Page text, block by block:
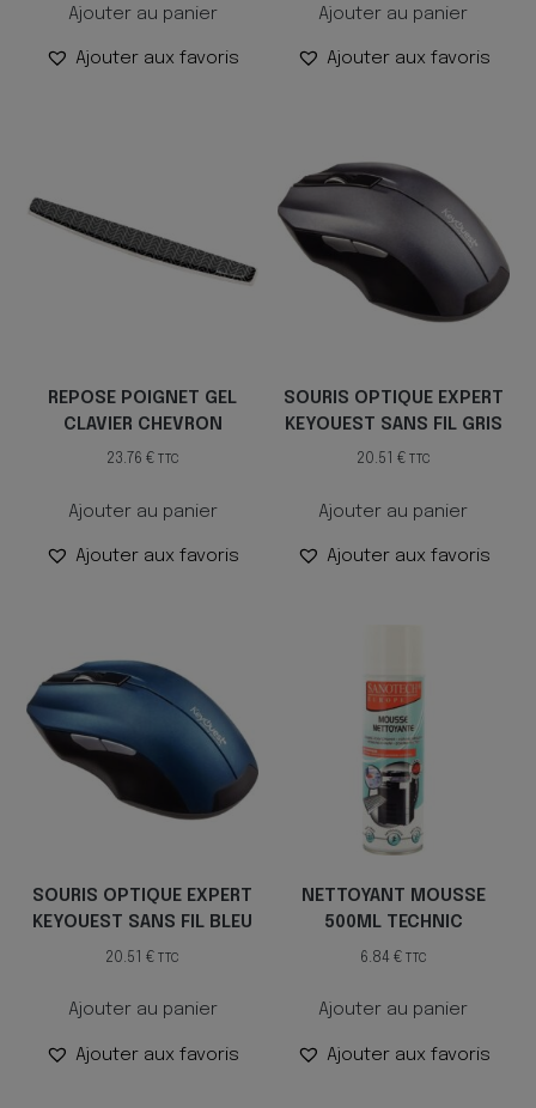
Ajouter au panier
Ajouter aux favoris
Ajouter au panier
Ajouter aux favoris
REPOSE POIGNET GEL
CLAVIER CHEVRON
23.76 € TTC
Ajouter au panier
Ajouter aux favoris
SOURIS OPTIQUE EXPERT
KEYOUEST SANS FIL GRIS
20.51 € TTC
Ajouter au panier
Ajouter aux favoris
SOURIS OPTIQUE EXPERT
KEYOUEST SANS FIL BLEU
20.51€ TTC
Ajouter au panier
Ajouter aux favoris
NETTOYANT MOUSSE
500ML TECHNIC
6.84 € TTC
Ajouter au panier
Ajouter aux favoris